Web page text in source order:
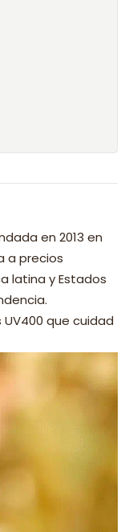
en 2013 en
a precios
latina y Estados
que cuidad